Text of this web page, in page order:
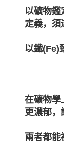
以礦物鑑
定義，須
以鐵(Fe)
在礦物學
更濃郁，
兩者都能